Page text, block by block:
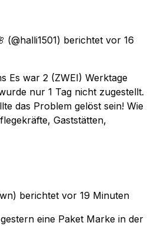
(@halli1501) berichtet vor 16
Es war 2 (ZWEI) Werktage
nur 1 Tag nicht zugestellt.
das Problem gelöst sein! Wie
Gaststätten,
berichtet vor 19 Minuten
eine Paket Marke in der